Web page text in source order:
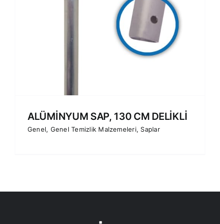
ALÜMİNYUM SAP, 130 CM DELİKLİ
Genel, Genel Temizlik Malzemeleri, Saplar